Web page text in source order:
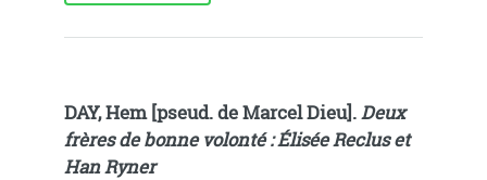
DAY, Hem [pseud. de Marcel Dieu].Deux
frères de bonne volonté : Élisée Reclus et
Han Ryner